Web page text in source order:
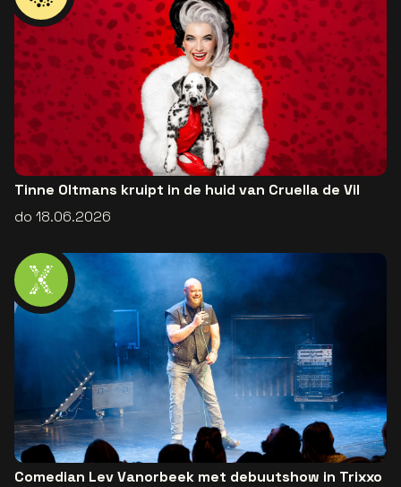
Tinne Oltmans kruipt in de huid van Cruella de Vil
do 18.06.2026
Comedian Lev Vanorbeek met debuutshow in Trixxo